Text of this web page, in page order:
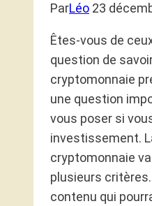
ParLéo 23
Êtes-vous de
question de
cryptomonnaie
une question
vous poser si
investissement.
cryptomonnaie
plusieurs
contenu qui